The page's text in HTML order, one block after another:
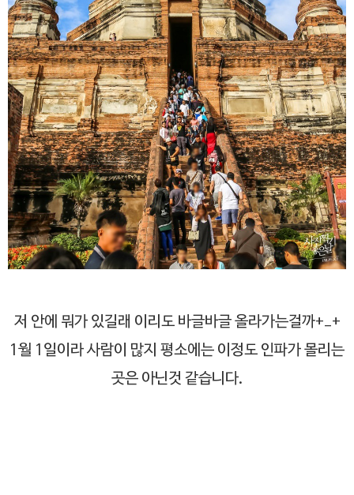
저 안에 뭐가 있길래 이리도 바글바글 올라가는걸까+_+
1월 1일이라 사람이 많지 평소에는 이정도 인파가 몰리는
곳은 아닌것 같습니다.